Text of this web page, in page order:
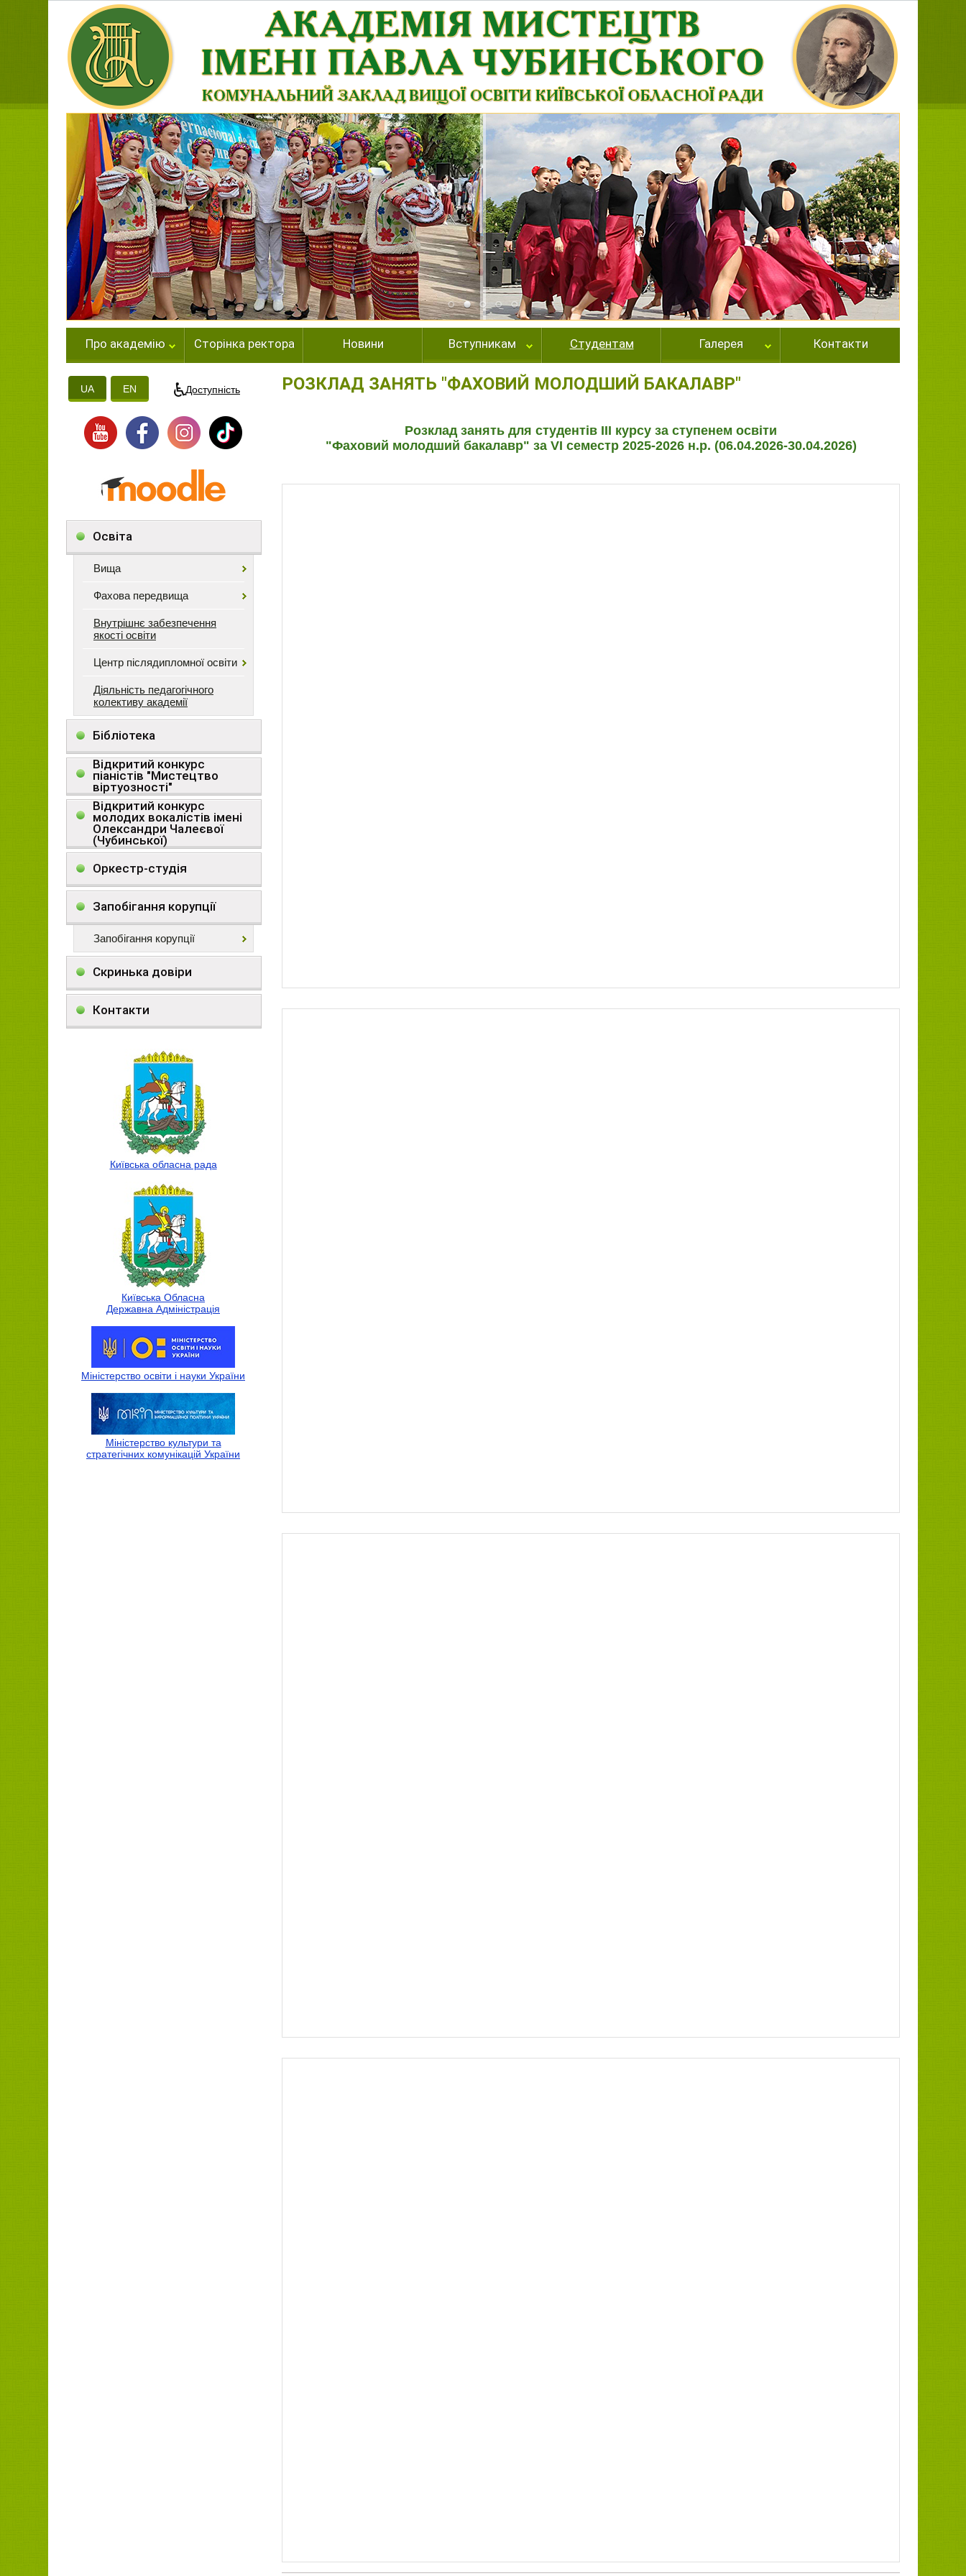
Про академію Сторінка ректора Новини Вступникам Студентам Галерея Контакти
UA EN Доступність
Освіта
Вища
Фахова передвища
Внутрішнє забезпечення
якості освіти
Центр післядипломної освіти
Діяльність педагогічного
колективу академії
Бібліотека
Відкритий конкурс
піаністів "Мистецтво
віртуозності"
Відкритий конкурс
молодих вокалістів імені
Олександри Чалеєвої
(Чубинської)
Оркестр-студія
Запобігання корупції
Запобігання корупції
Скринька довіри
Контакти
Київська обласна рада
Київська Обласна
Державна Адмiнiстрацiя
Міністерство освіти і науки України
Міністерство культури та
стратегічних комунікацій України
РОЗКЛАД ЗАНЯТЬ "ФАХОВИЙ МОЛОДШИЙ БАКАЛАВР"
Розклад занять для студентів ІІІ курсу за ступенем освіти
"Фаховий молодший бакалавр" за VІ семестр 2025-2026 н.р. (06.04.2026-30.04.2026)